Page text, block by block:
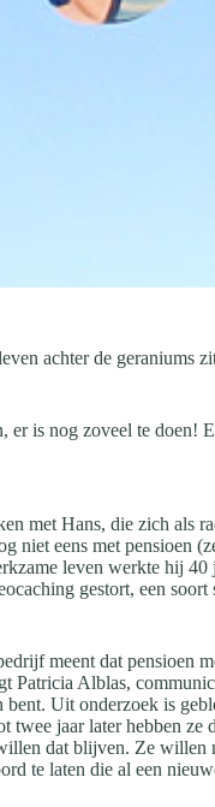
achter de
is nog zoveel te doen!
met Hans, die zich als
niet eens met
leven werkte hij
gestort, een soort
meent dat pensioen
Patricia Alblas,
bent. Uit onderzoek is
twee jaar later hebben
dat blijven. Ze
te laten die al een